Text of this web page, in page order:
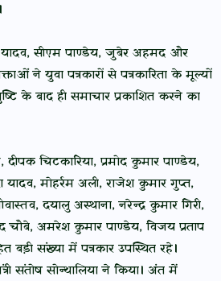
सीएम पाण्डेय, जुबेर अहमद और
ने युवा पत्रकारों से पत्रकारिता के मूल्यों
के बाद ही समाचार प्रकाशित करने का
दीपक चिटकारिया, प्रमोद कुमार पाण्डेय,
मोहर्रम अली, राजेश कुमार गुप्त,
दयालु अस्थाना, नरेन्द्र कुमार गिरी,
चौबे, अमरेश कुमार पाण्डेय, विजय प्रताप
बड़ी संख्या में पत्रकार उपस्थित रहे।
संतोष सोन्थालिया ने किया। अंत में